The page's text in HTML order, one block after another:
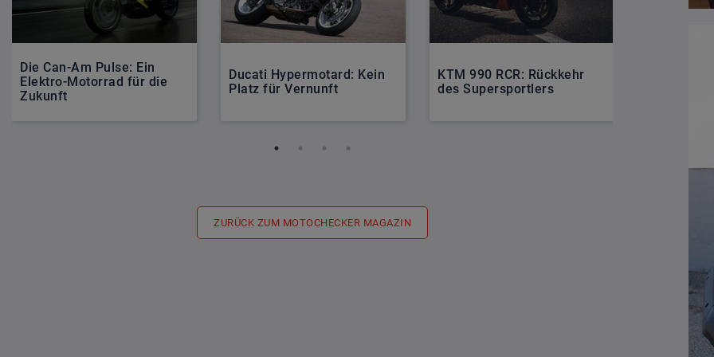
Die Can-Am Pulse: Ein
Elektro-Motorrad für die
Zukunft
Ducati Hypermotard: Kein
Platz für Vernunft
KTM 990 RCR: Rückkehr
des Supersportlers
Die 6
ZURÜCK ZUM MOTOCHECKER MAGAZIN